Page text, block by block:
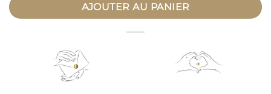
AJOUTER AU PANIER